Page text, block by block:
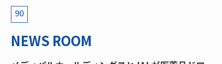
90
NEWS ROOM